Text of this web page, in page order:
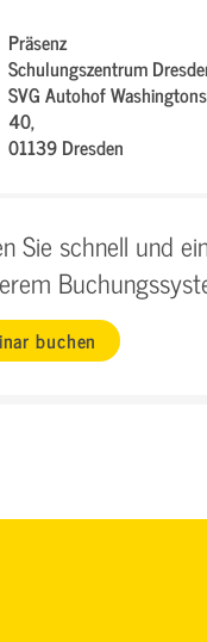
Präsenz
Schulungszentrum
SVG Autohof
40,
01139 Dresden
Sie schnell und
buchen